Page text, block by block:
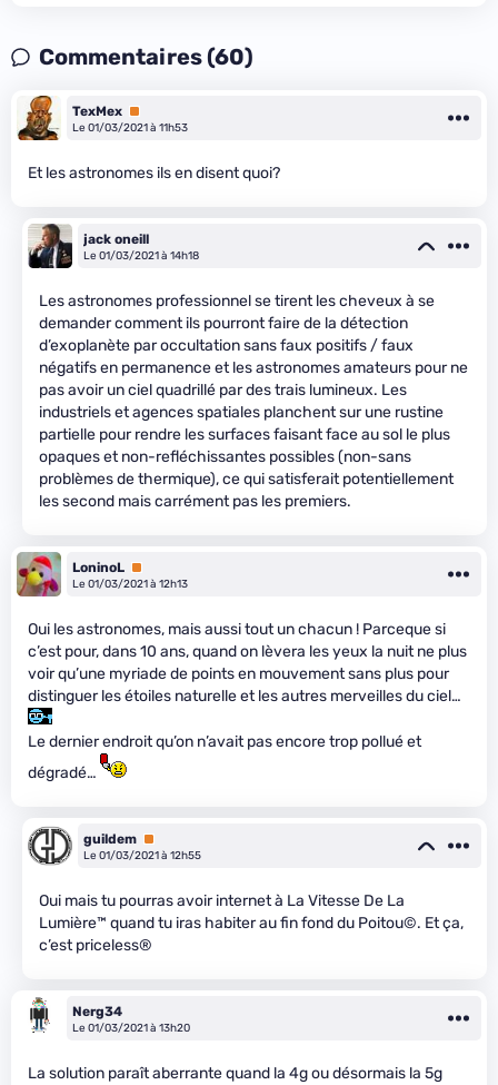
Commentaires (60)
TexMex Premium
Le 01/03/2021 à 11h53
Et les astronomes ils en disent quoi?
jack oneill
Le 01/03/2021 à 14h18
Les astronomes professionnel se tirent les cheveux à se
demander comment ils pourront faire de la détection
d’exoplanète par occultation sans faux positifs / faux
négatifs en permanence et les astronomes amateurs pour ne
pas avoir un ciel quadrillé par des trais lumineux. Les
industriels et agences spatiales planchent sur une rustine
partielle pour rendre les surfaces faisant face au sol le plus
opaques et non-refléchissantes possibles (non-sans
problèmes de thermique), ce qui satisferait potentiellement
les second mais carrément pas les premiers.
LoninoL Premium
Le 01/03/2021 à 12h13
Oui les astronomes, mais aussi tout un chacun ! Parceque si
c’est pour, dans 10 ans, quand on lèvera les yeux la nuit ne plus
voir qu’une myriade de points en mouvement sans plus pour
distinguer les étoiles naturelle et les autres merveilles du ciel…
Le dernier endroit qu’on n’avait pas encore trop pollué et
dégradé…
guildem Premium
Le 01/03/2021 à 12h55
Oui mais tu pourras avoir internet à La Vitesse De La
Lumière™ quand tu iras habiter au fin fond du Poitou©. Et ça,
c’est priceless®
Nerg34
Le 01/03/2021 à 13h20
La solution paraît aberrante quand la 4g ou désormais la 5g